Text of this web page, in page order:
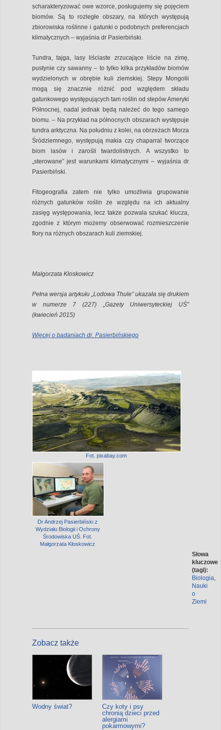
scharakteryzować owe wzorce, posługujemy się pojęciem
biomów. Są to rozległe obszary, na których występują
zbiorowiska roślinne i gatunki o podobnych preferencjach
klimatycznych – wyjaśnia dr Pasierbiński.
Tundra, tajga, lasy liściaste zrzucające liście na zimę,
pustynie czy sawanny – to tylko kilka przykładów biomów
wydzielonych w obrębie kuli ziemskiej. Stepy Mongolii
mogą się znacznie różnić pod względem składu
gatunkowego występujących tam roślin od stepów Ameryki
Północnej, nadal jednak będą należeć do tego samego
biomu. – Na przykład na północnych obszarach występuje
tundra arktyczna. Na południu z kolei, na obrzeżach Morza
Śródziemnego, występują makia czy chaparral tworzące
biom lasów i zarośli twardolistnych. A wszystko to
„sterowane” jest warunkami klimatycznymi – wyjaśnia dr
Pasierbiński.
Fitogeografia zatem nie tylko umożliwia grupowanie
różnych gatunków roślin ze względu na ich aktualny
zasięg występowania, lecz także pozwala szukać klucza,
zgodnie z którym możemy obserwować rozmieszczenie
flory na różnych obszarach kuli ziemskiej.
Małgorzata Kłoskowicz
Pełna wersja artykułu „Lodowa Thule” ukazała się drukiem
w numerze 7 (227) „Gazety Uniwersyteckiej UŚ”
(kwiecień 2015)
Więcej o badaniach dr. Pasierbińskiego
Fot. pixabay.com
Dr Andrzej Pasierbiński z
Wydziału Biologii i Ochrony
Środowiska UŚ. Fot.
Małgorzata Kłoskowicz
Słowa
kluczowe
(tagi):
Biologia
Nauki
o
Ziemi
Zobacz także
Wodny świat?
Czy koty i psy
chronią dzieci przed
alergiami
pokarmowymi?